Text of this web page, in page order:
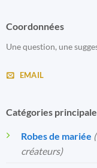
Coordonnées
Une question, une
EMAIL
Catégories
Robes de mariée
créateurs)